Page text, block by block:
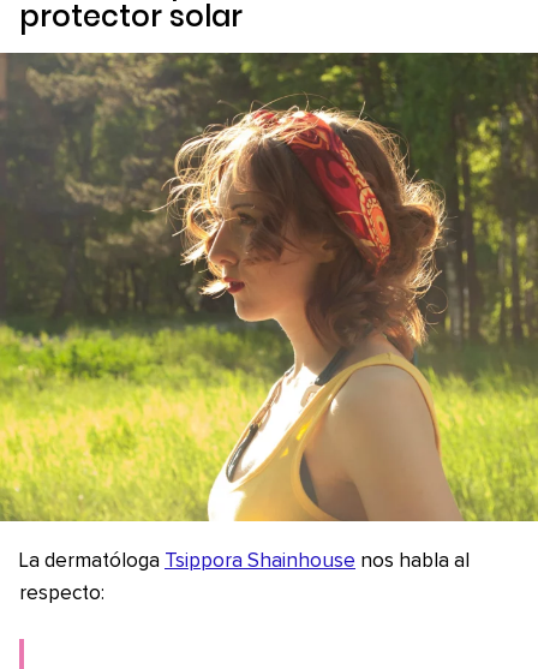
protector solar
La dermatóloga Tsippora Shainhouse nos habla al
respecto: